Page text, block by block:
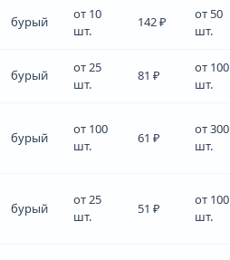
бурый
от 10
шт.
142 ₽
от 50
шт.
бурый
от 25
шт.
81 ₽
от 100
шт.
бурый
от 100
шт.
61 ₽
от 300
шт.
бурый
от 25
шт.
51 ₽
от 100
шт.